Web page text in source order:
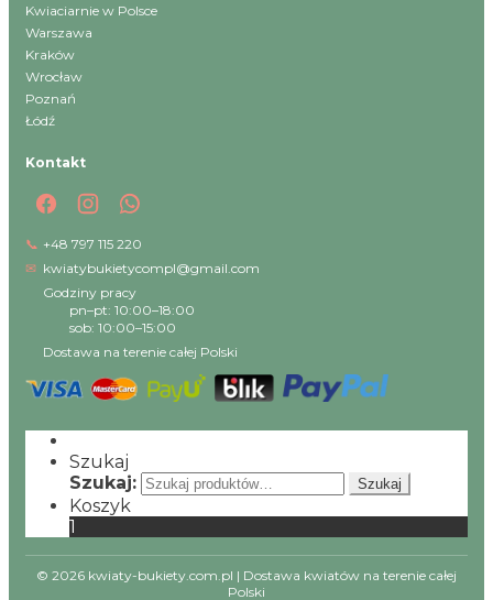
Kwiaciarnie w Polsce
Warszawa
Kraków
Wrocław
Poznań
Łódź
Kontakt
📞 +48 797 115 220
✉ kwiatybukietycompl@gmail.com
Godziny pracy
pn–pt: 10:00–18:00
sob: 10:00–15:00
Dostawa na terenie całej Polski
Szukaj
Szukaj:
Szukaj
Koszyk
1
© 2026 kwiaty-bukiety.com.pl | Dostawa kwiatów na terenie całej
Polski